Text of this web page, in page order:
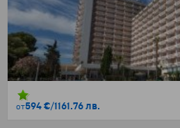
от594 €/1161.76 лв.